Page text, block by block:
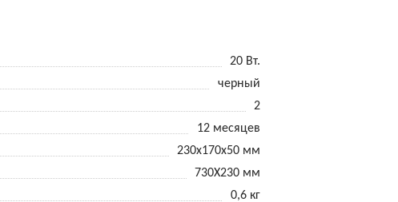
20 Вт.
черный
2
12 месяцев
230х170х50 мм
730Х230 мм
0,6 кг